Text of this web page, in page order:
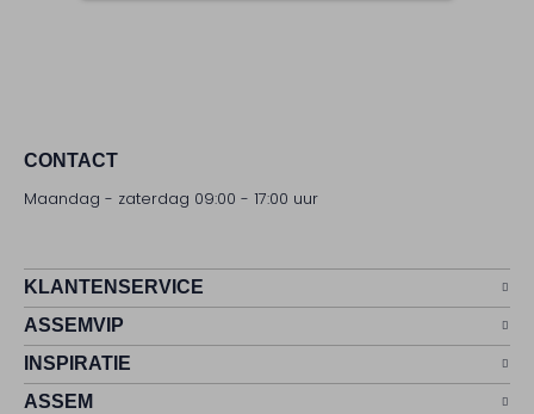
CONTACT
Maandag - zaterdag 09:00 - 17:00 uur
KLANTENSERVICE
ASSEMVIP
INSPIRATIE
ASSEM